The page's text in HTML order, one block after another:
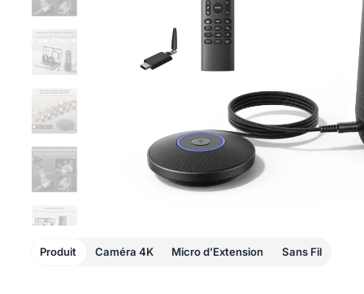
Produit Caméra 4K Micro d’Extension Sans Fil